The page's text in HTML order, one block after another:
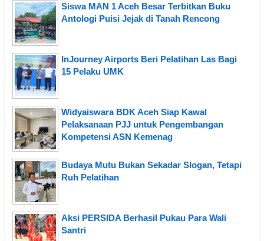
Siswa MAN 1 Aceh Besar Terbitkan Buku
Antologi Puisi Jejak di Tanah Rencong
InJourney Airports Beri Pelatihan Las Bagi
15 Pelaku UMK
Widyaiswara BDK Aceh Siap Kawal
Pelaksanaan PJJ untuk Pengembangan
Kompetensi ASN Kemenag
Budaya Mutu Bukan Sekadar Slogan, Tetapi
Ruh Pelatihan
Aksi PERSIDA Berhasil Pukau Para Wali
Santri